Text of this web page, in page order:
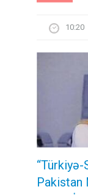
10:20
Pakistan